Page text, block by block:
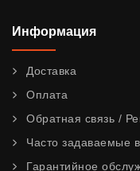
Информация
Доставка
Оплата
Обратная связь /
Часто задаваемые
Гарантийное